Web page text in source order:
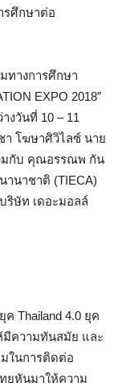
รศึกษาต่อ
ทางการศึกษา
EXPO 2018”
งวันที่ 10 – 11
า โฆษาศิวิไลซ์ นาย
มกับ คุณอรรณพ กัน
นาชาติ (TIECA)
ษัท เดอะมอลล์
ค Thailand 4.0 ยุค
มีความทันสมัย และ
ในการติดต่อ
ยหันมาให้ความ